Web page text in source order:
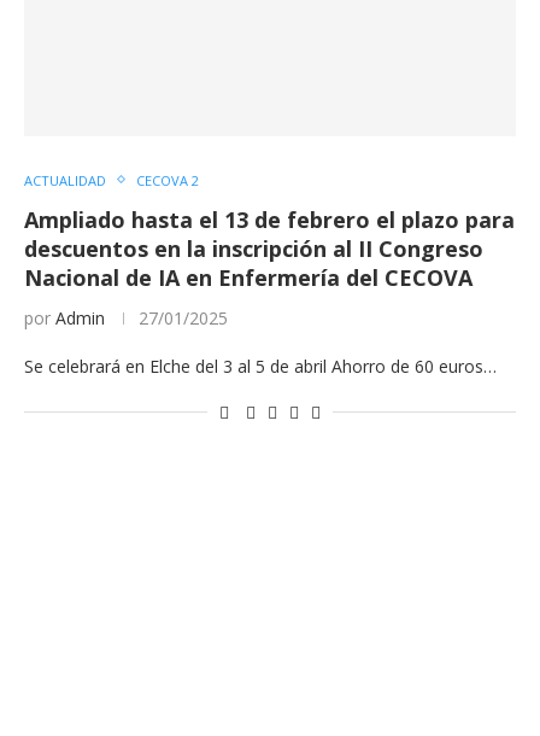
ACTUALIDAD CECOVA 2
Ampliado hasta el 13 de febrero el plazo para
descuentos en la inscripción al II Congreso
Nacional de IA en Enfermería del CECOVA
por Admin 27/01/2025
Se celebrará en Elche del 3 al 5 de abril Ahorro de 60 euros…